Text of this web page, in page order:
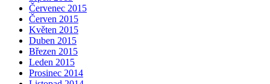
Červenec 2015
Červen 2015
Květen 2015
Duben 2015
Březen 2015
Leden 2015
Prosinec 2014